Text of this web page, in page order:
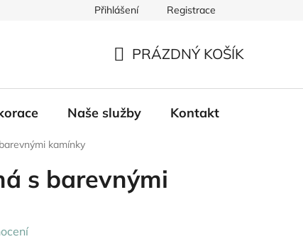
Přihlášení Registrace
KOŠÍK
PRÁZDNÝ KOŠÍK
Naše služby Kontakt
kamínky
s barevnými